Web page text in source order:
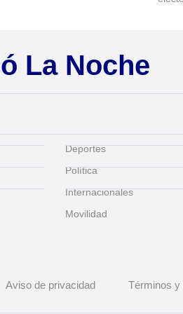
La Noche
Deportes
Política
Internacionales
Movilidad
Aviso de privacidad Términos y